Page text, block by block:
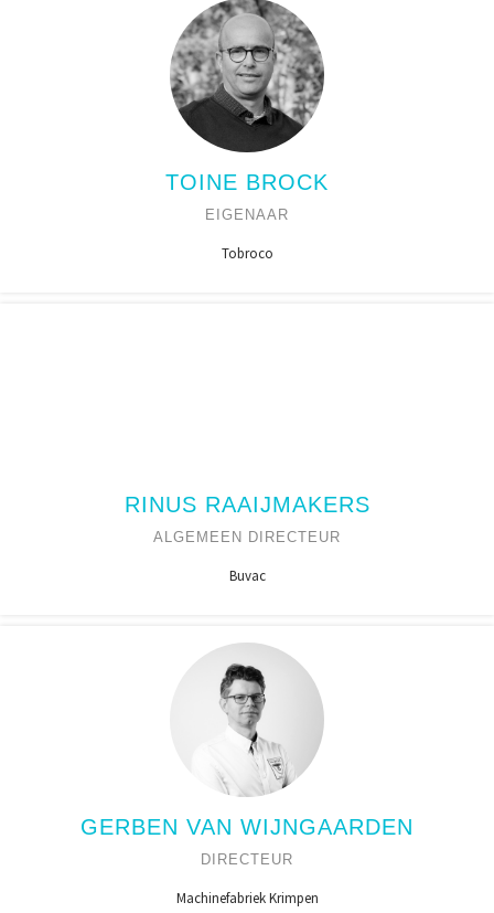
TOINE BROCK
EIGENAAR
Tobroco
RINUS RAAIJMAKERS
ALGEMEEN DIRECTEUR
Buvac
GERBEN VAN WIJNGAARDEN
DIRECTEUR
Machinefabriek Krimpen